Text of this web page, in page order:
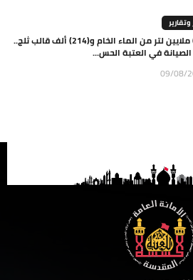
وتقارير
(408) ملايين لتر من الماء الخام و(214) ألف قالب ثلج..
في العتبة الحس...
09/08/